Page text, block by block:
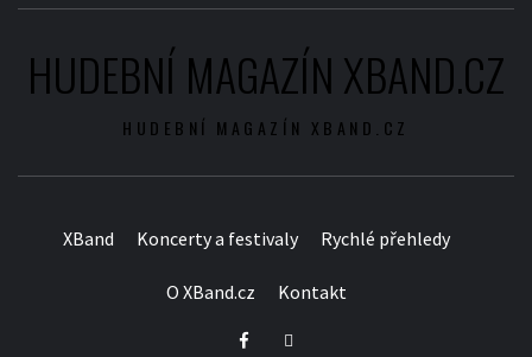
HUDEBNÍ MAGAZÍN XBAND.CZ
HUDEBNÍ MAGAZÍN XBAND.CZ
XBand Koncerty a festivaly Rychlé přehledy
O XBand.cz Kontakt
FacebookTwitter